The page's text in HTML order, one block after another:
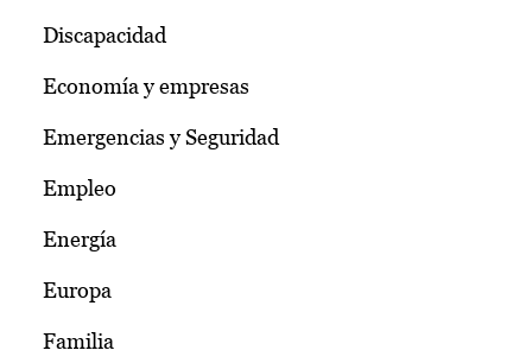
Discapacidad
Economía y empresas
Emergencias y Seguridad
Empleo
Energía
Europa
Familia